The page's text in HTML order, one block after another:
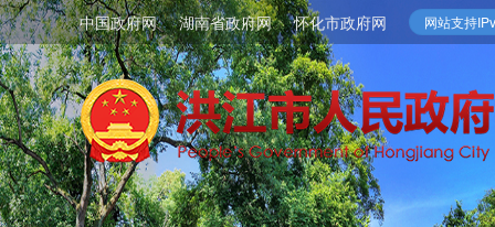
中国政府网 湖南省政府网 怀化市政府网 网站支持